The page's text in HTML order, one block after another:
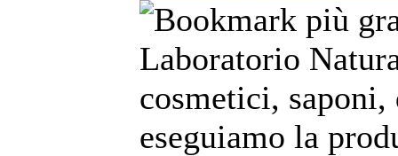
Laboratorio
cosmetici,
eseguiamo la